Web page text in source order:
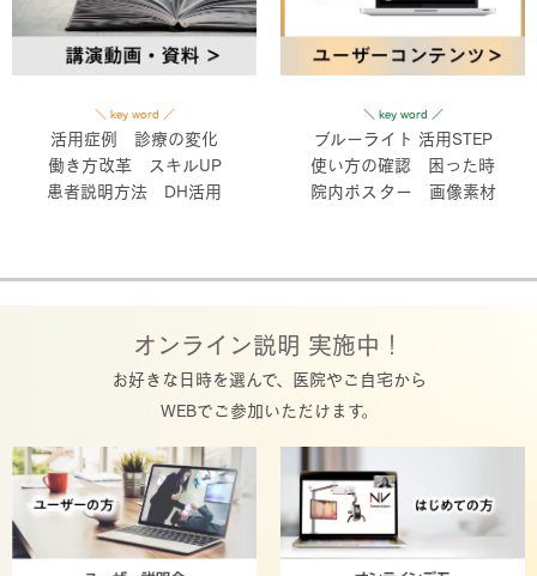
＼ key word ／
活用症例 診療の変化
働き方改革 スキルUP
患者説明方法 DH活用
＼ key word ／
ブルーライト 活用STEP
使い方の確認 困った時
院内ポスター 画像素材
オンライン説明 実施中！
お好きな日時を選んで、医院やご自宅から
WEBでご参加いただけます。